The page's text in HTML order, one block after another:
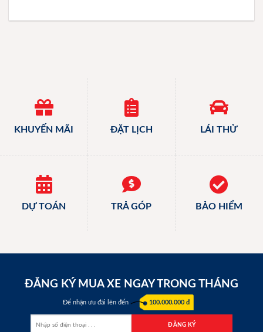
KHUYẾN MÃI ĐẶT LỊCH LÁI THỬ
DỰ TOÁN TRẢ GÓP BẢO HIỂM
ĐĂNG KÝ MUA XE NGAY TRONG THÁNG
Để nhận ưu đãi lên đến 100.000.000 đ